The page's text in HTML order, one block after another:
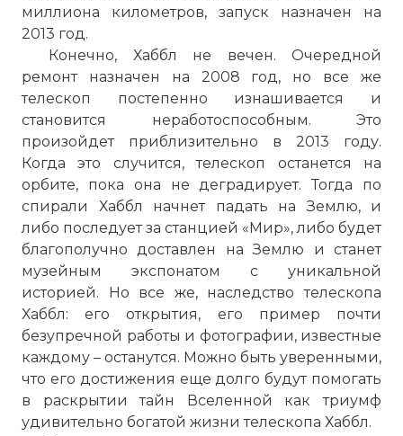
миллиона километров, запуск назначен на
2013 год.
Конечно, Хаббл не вечен. Очередной
ремонт назначен на 2008 год, но все же
телескоп постепенно изнашивается и
становится неработоспособным. Это
произойдет приблизительно в 2013 году.
Когда это случится, телескоп останется на
орбите, пока она не деградирует. Тогда по
спирали Хаббл начнет падать на Землю, и
либо последует за станцией «Мир», либо будет
благополучно доставлен на Землю и станет
музейным экспонатом с уникальной
историей. Но все же, наследство телескопа
Хаббл: его открытия, его пример почти
безупречной работы и фотографии, известные
каждому – останутся. Можно быть уверенными,
что его достижения еще долго будут помогать
в раскрытии тайн Вселенной как триумф
удивительно богатой жизни телескопа Хаббл.